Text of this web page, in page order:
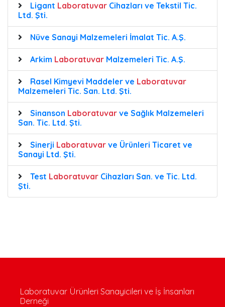
Ligant Laboratuvar Cihazları ve Tekstil Tic.
Ltd. Şti.
Nüve Sanayi Malzemeleri İmalat Tic. A.Ş.
Arkim Laboratuvar Malzemeleri Tic. A.Ş.
Rasel Kimyevi Maddeler ve Laboratuvar
Malzemeleri Tic. San. Ltd. Şti.
Sinanson Laboratuvar ve Sağlık Malzemeleri
San. Tic. Ltd. Şti.
Sinerji Laboratuvar ve Ürünleri Ticaret ve
Sanayi Ltd. Şti.
Test Laboratuvar Cihazları San. ve Tic. Ltd.
Şti.
Laboratuvar Ürünleri Sanayicileri ve İş İnsanları
Derneği